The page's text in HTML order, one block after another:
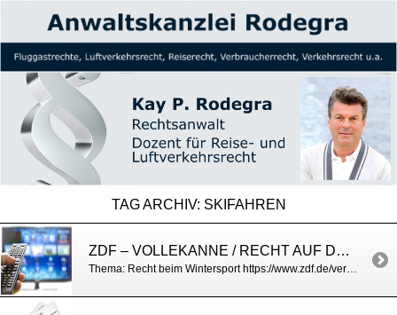
TAG ARCHIV: SKIFAHREN
ZDF – VOLLEKANNE / RECHT AUF DER SKIPISTE
Thema: Recht beim Wintersport https://www.zdf.de/verbraucher/volle-kanne/topthema-gut-vorbereitet-auf-die-skipiste-versicherungsschutz-auslandskrankenversicherung-helmpflicht-100.html